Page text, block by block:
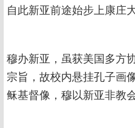
自此新亚前途始步上康庄大
穆办新亚，虽获美国多方
宗旨，故校内悬挂孔子画
稣基督像，穆以新亚非教